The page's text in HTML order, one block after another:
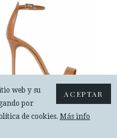
ACEPTAR
web y su
por
de cookies. Más info